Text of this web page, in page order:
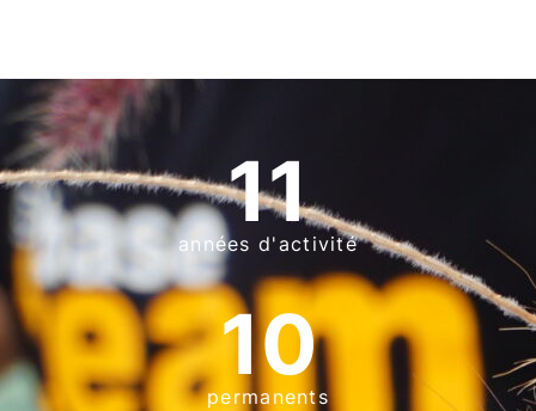
années d'activité
11
permanents
10